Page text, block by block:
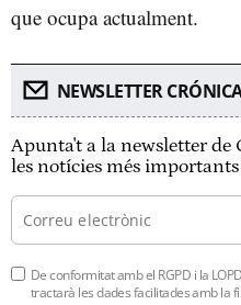
que ocupa actualment.
NEWSLETTER
Apunta't a la newsletter de
les notícies més
De conformitat amb el RGPD i la
tractarà les dades facilitades amb la